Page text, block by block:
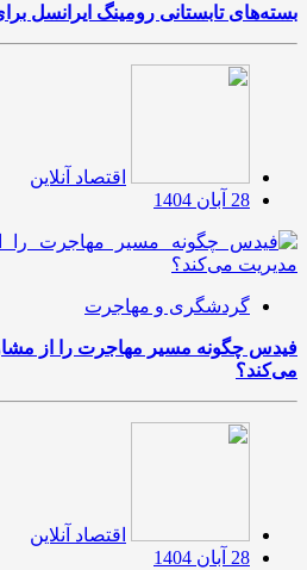
بسته‌های تابستانی رومینگ ایرانسل
اقتصاد آنلاین
28 آبان 1404
گردشگری و مهاجرت
فیدس چگونه مسیر مهاجرت را از
می‌کند؟
اقتصاد آنلاین
28 آبان 1404